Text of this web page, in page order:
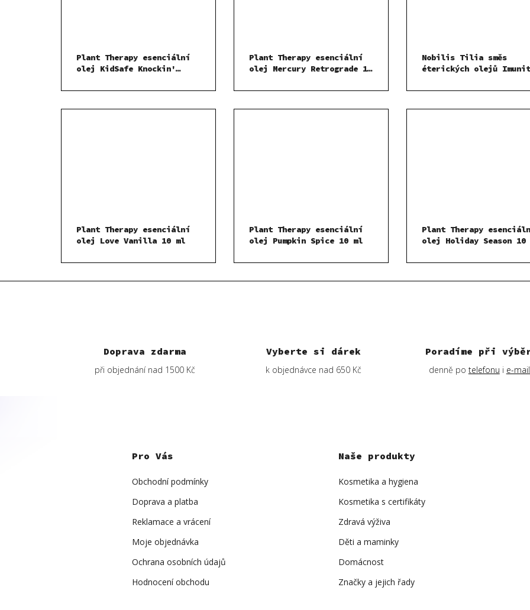
Doprava zdarma
při objednání nad 1500 Kč
Vyberte si dárek
k objednávce nad 650 Kč
Poradíme při
denně po telefonu i e-
Plant Therapy esenciální
olej KidSafe Knockin'
Plant Therapy esenciální
olej Mercury Retrograde 10
Nobilis Tilia směs
éterických olejů
Plant Therapy esenciální
olej Love Vanilla 10 ml
Plant Therapy esenciální
olej Pumpkin Spice 10 ml
Plant Therapy
olej Holiday Season 10
Pro Vás
Obchodní podmínky
Doprava a platba
Reklamace a vrácení
Moje objednávka
Ochrana osobních údajů
Hodnocení obchodu
Naše produkty
Kosmetika a hygiena
Kosmetika s certifikáty
Zdravá výživa
Děti a maminky
Domácnost
Značky a jejich řady